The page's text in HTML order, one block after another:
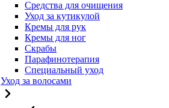
Средства для очищения
Уход за кутикулой
Кремы для рук
Кремы для ног
Скрабы
Парафинотерапия
Специальный уход
Уход за волосами